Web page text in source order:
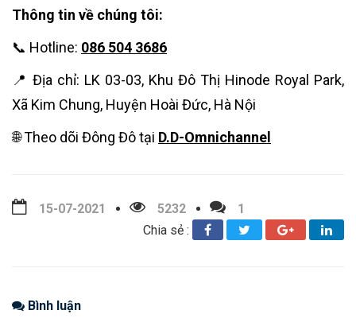
Thông tin về chúng tôi:
📞 Hotline: 086 504 3686
📍 Địa chỉ: LK 03-03, Khu Đô Thị Hinode Royal Park,
Xã Kim Chung, Huyện Hoài Đức, Hà Nội
🌐 Theo dõi Đông Đô tại D.D-Omnichannel
15-07-2021 5232
1
Chia sẻ :
Bình luận